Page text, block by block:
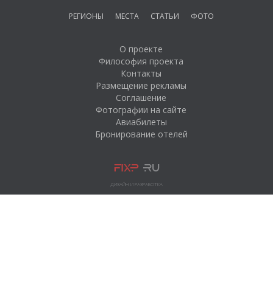
РЕГИОНЫ МЕСТА СТАТЬИ ФОТО
О проекте
Философия проекта
Контакты
Размещение рекламы
Соглашение
Фотографии на сайте
Авиабилеты
Бронирование отелей
ДИЗАЙН И РАЗРАБОТКА